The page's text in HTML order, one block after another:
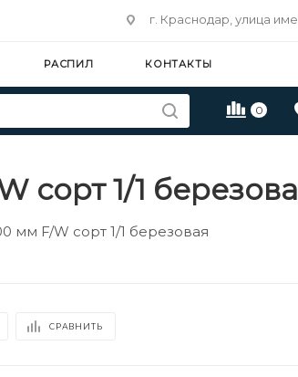
г. Краснодар, улица
РАСПИЛ КОНТАКТЫ
0
1/1
мм F/W сорт 1/1 березовая
СРАВНИТЬ